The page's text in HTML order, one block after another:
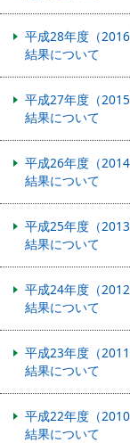
平成28年度（
結果について
平成27年度（
結果について
平成26年度（
結果について
平成25年度（
結果について
平成24年度（
結果について
平成23年度（
結果について
平成22年度（
結果について